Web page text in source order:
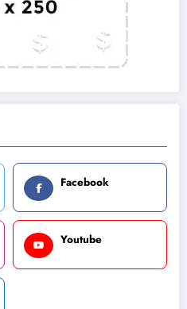
Facebook
Youtube